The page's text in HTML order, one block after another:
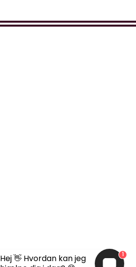
Hej 👋 Hvordan kan jeg
1